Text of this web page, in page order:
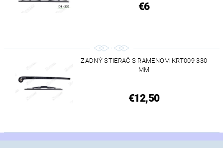
€6
ZADNÝ STIERAČ S RAMENOM KRT009 330
MM
€12,50